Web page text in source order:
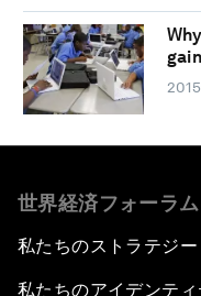
世界経済フォーラ
私たちのストラテジー
私たちのアイデンティ